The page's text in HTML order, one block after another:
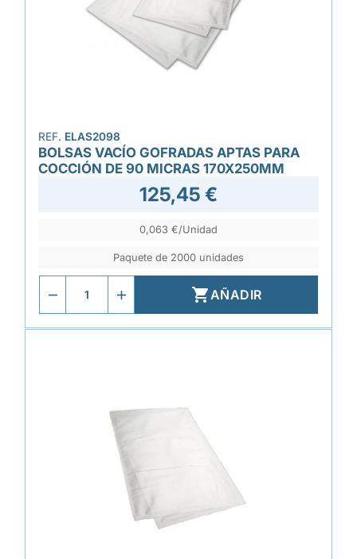
REF. ELAS2098
BOLSAS VACÍO GOFRADAS APTAS PARA
COCCIÓN DE 90 MICRAS 170X250MM
125,45 €
0,063 €/Unidad
Paquete de 2000 unidades
AÑADIR